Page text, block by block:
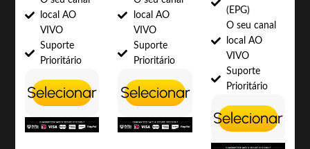
local AO
VIVO
Suporte
Prioritário
Selecionar
local AO
VIVO
Suporte
Prioritário
Selecionar
(EPG)
O seu canal
local AO
VIVO
Suporte
Prioritário
Selecionar